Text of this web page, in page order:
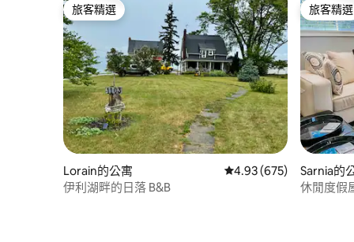
旅客精選
旅客精選
Lorain的公寓 從 675 則評價中獲得
4.93 (675)
伊利湖畔的日落 B&B
旅客精選
旅客精選
Sarnia的
休閒度假